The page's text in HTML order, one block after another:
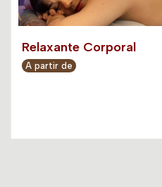
Relaxante Corporal
A partir de